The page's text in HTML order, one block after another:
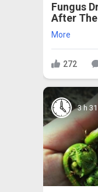
Fungus
After
More
272
3 h